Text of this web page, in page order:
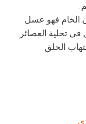
الخام فهو عسل
تحلية العصائر
الحلق